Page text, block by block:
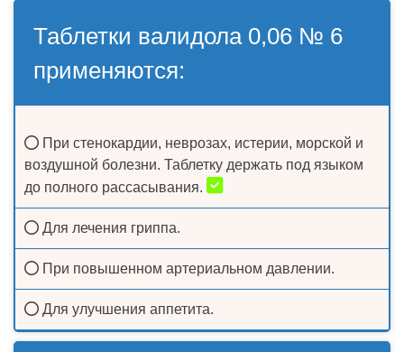
Таблетки валидола 0,06 № 6
применяются:
При стенокардии, неврозах, истерии, морской и
воздушной болезни. Таблетку держать под языком
до полного рассасывания.
Для лечения гриппа.
При повышенном артериальном давлении.
Для улучшения аппетита.